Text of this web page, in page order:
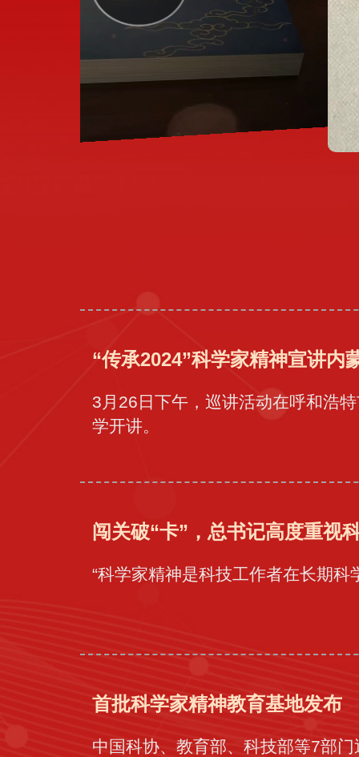
学家报告团2019全纪录
“传承2024”科学家精神宣讲内
3月26日下午，巡讲活动在呼和浩
学开讲。
闯关破“卡”，总书记高度重视
“科学家精神是科技工作者在长期科
首批科学家精神教育基地发布
中国科协、教育部、科技部等7部